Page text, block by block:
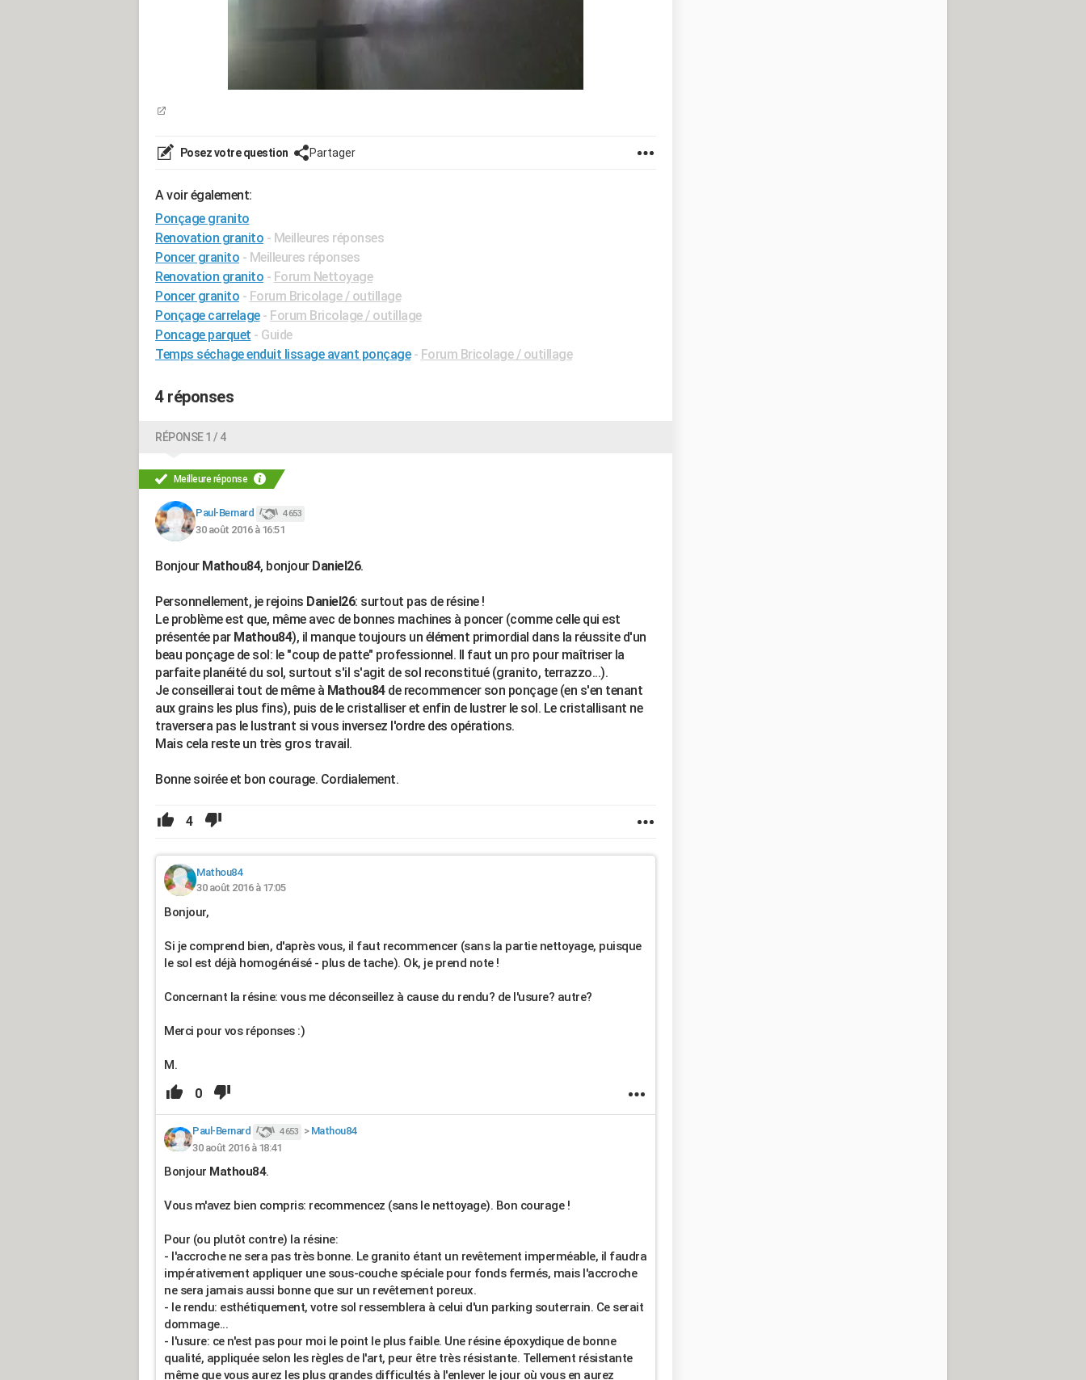
Posez votre question Partager
A voir également:
Ponçage granito
Renovation granito - Meilleures réponses
Poncer granito - Meilleures réponses
Renovation granito - Forum Nettoyage
Poncer granito - Forum Bricolage / outillage
Ponçage carrelage - Forum Bricolage / outillage
Poncage parquet - Guide
Temps séchage enduit lissage avant ponçage - Forum Bricolage / outillage
4 réponses
RÉPONSE 1 / 4
Meilleure réponse
Paul-Bernard 4 653
30 août 2016 à 16:51
Bonjour Mathou84, bonjour Daniel26.
Personnellement, je rejoins Daniel26: surtout pas de résine !
Le problème est que, même avec de bonnes machines à poncer (comme celle qui est
présentée par Mathou84), il manque toujours un élément primordial dans la réussite d'un
beau ponçage de sol: le "coup de patte" professionnel. Il faut un pro pour maîtriser la
parfaite planéité du sol, surtout s'il s'agit de sol reconstitué (granito, terrazzo...).
Je conseillerai tout de même à Mathou84de recommencer son ponçage (en s'en tenant
aux grains les plus fins), puis de le cristalliser et enfin de lustrer le sol. Le cristallisant ne
traversera pas le lustrant si vous inversez l'ordre des opérations.
Mais cela reste un très gros travail.
Bonne soirée et bon courage. Cordialement.
4
Mathou84
30 août 2016 à 17:05
Bonjour,
Si je comprend bien, d'après vous, il faut recommencer (sans la partie nettoyage, puisque
le sol est déjà homogénéisé - plus de tache). Ok, je prend note !
Concernant la résine: vous me déconseillez à cause du rendu? de l'usure? autre?
Merci pour vos réponses :)
M.
0
Paul-Bernard 4 653 > Mathou84
30 août 2016 à 18:41
Bonjour Mathou84.
Vous m'avez bien compris: recommencez (sans le nettoyage). Bon courage !
Pour (ou plutôt contre) la résine:
- l'accroche ne sera pas très bonne. Le granito étant un revêtement imperméable, il faudra
impérativement appliquer une sous-couche spéciale pour fonds fermés, mais l'accroche
ne sera jamais aussi bonne que sur un revêtement poreux.
- le rendu: esthétiquement, votre sol ressemblera à celui d'un parking souterrain. Ce serait
dommage...
- l'usure: ce n'est pas pour moi le point le plus faible. Une résine époxydique de bonne
qualité, appliquée selon les règles de l'art, peur être très résistante. Tellement résistante
même que vous aurez les plus grandes difficultés à l'enlever le jour où vous en aurez